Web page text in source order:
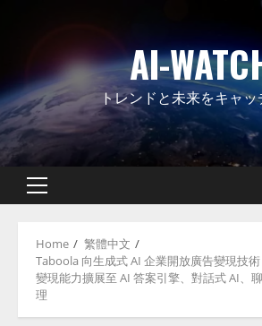
AI-
トレンドと未来をキャッ
Primary
Home
繁體中文
Taboola 向生成式 AI 企業開放廣告變現技
變現能力擴展至 AI 答案引擎、對話式 AI、
理